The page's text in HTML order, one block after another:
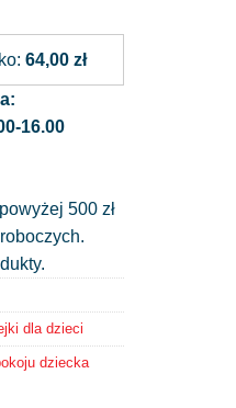
64,00 zł
16.00
500 zł
dla dzieci
dziecka